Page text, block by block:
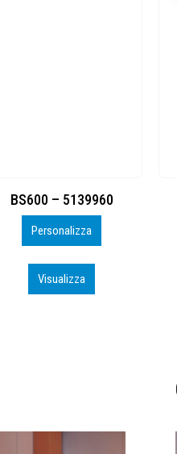
Toppe ricamate in HD
Personalizza
Visualizza